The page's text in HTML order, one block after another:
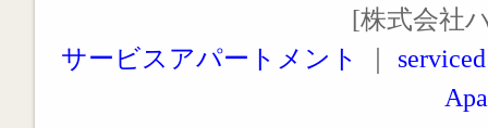
[株式会社
サービスアパートメント